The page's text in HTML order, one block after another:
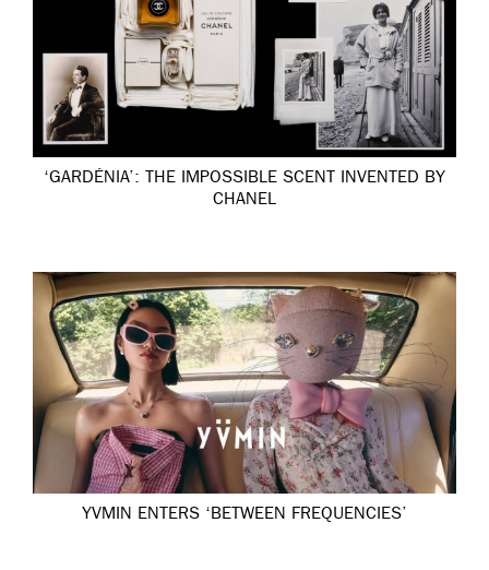
‘GARDÉNIA’: THE IMPOSSIBLE SCENT INVENTED BY
CHANEL
YVMIN ENTERS ‘BETWEEN FREQUENCIES’